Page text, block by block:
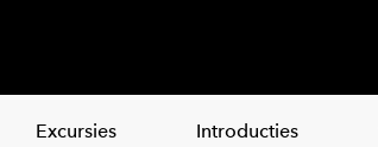
Excursies Introducties